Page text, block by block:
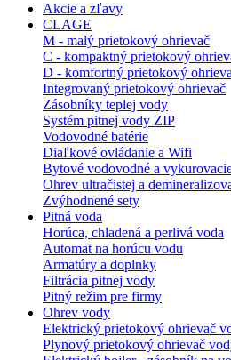
Akcie a zľavy
CLAGE
M - malý prietokový ohrievač
C - kompaktný prietokový
D - komfortný prietokový
Integrovaný prietokový ohrievač
Zásobníky teplej vody
Systém pitnej vody ZIP
Vodovodné batérie
Diaľkové ovládanie a Wifi
Bytové vodovodné a
Ohrev ultračistej a
Zvýhodnené sety
Pitná voda
Horúca, chladená a perlivá voda
Automat na horúcu vodu
Armatúry a doplnky
Filtrácia pitnej vody
Pitný režim pre firmy
Ohrev vody
Elektrický prietokový ohrievač
Plynový prietokový ohrievač